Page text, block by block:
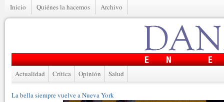
Inicio Quiénes la hacemos Archivo
Actualidad Crítica Opinión Salud
La bella siempre vuelve a Nueva York